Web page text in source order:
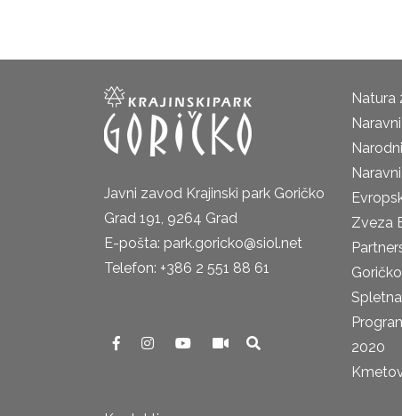
Javni zavod Krajinski park Goričko
Grad 191, 9264 Grad
E-pošta: park.goricko@siol.net
Telefon: +386 2 551 88 61
Natura
Zveza
2020